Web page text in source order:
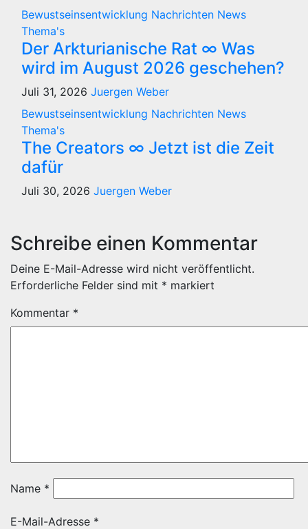
Bewustseinsentwicklung Nachrichten News
Thema's
Der Arkturianische Rat ∞ Was
wird im August 2026 geschehen?
Juli 31, 2026 Juergen Weber
Bewustseinsentwicklung Nachrichten News
Thema's
The Creators ∞ Jetzt ist die Zeit
dafür
Juli 30, 2026 Juergen Weber
Schreibe einen Kommentar
Deine E-Mail-Adresse wird nicht veröffentlicht.
Erforderliche Felder sind mit * markiert
Kommentar *
Name *
E-Mail-Adresse *